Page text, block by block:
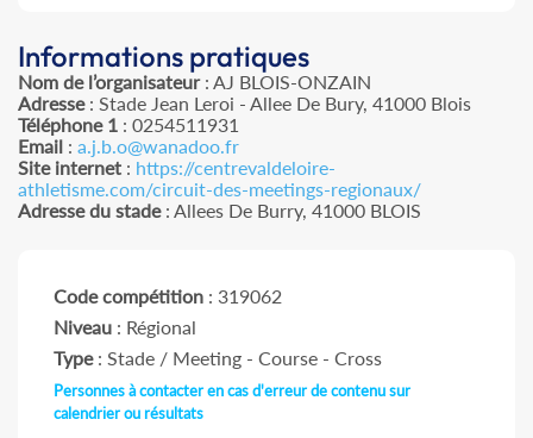
Informations pratiques
Nom de l’organisateur: AJ BLOIS-ONZAIN
Adresse: Stade Jean Leroi - Allee De Bury, 41000 Blois
Téléphone 1 : 0254511931
Email : a.j.b.o@wanadoo.fr
Site internet : https://centrevaldeloire-
athletisme.com/circuit-des-meetings-regionaux/
Adresse du stade: Allees De Burry, 41000 BLOIS
Code compétition : 319062
Niveau : Régional
Type: Stade / Meeting - Course - Cross
Personnes à contacter en cas d'erreur de contenu sur
calendrier ou résultats